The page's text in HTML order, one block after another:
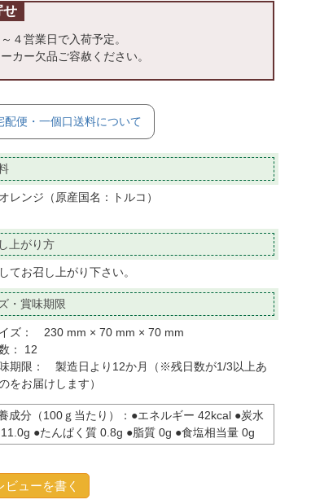
せ
４営業日で入荷予定。
カー欠品ご容赦ください。
配便・一個口送料について
レンジ（原産国名：トルコ）
上がり方
てお召し上がり下さい。
・賞味期限
ズ： 230 mm × 70 mm × 70 mm
： 12
期限： 製造日より12か月（※残日数が1/3以上あ
をお届けします）
成分（100ｇ当たり）：●エネルギー 42kcal ●炭水
●たんぱく質 0.8g ●脂質 0g ●食塩相当量 0g
ビューを書く